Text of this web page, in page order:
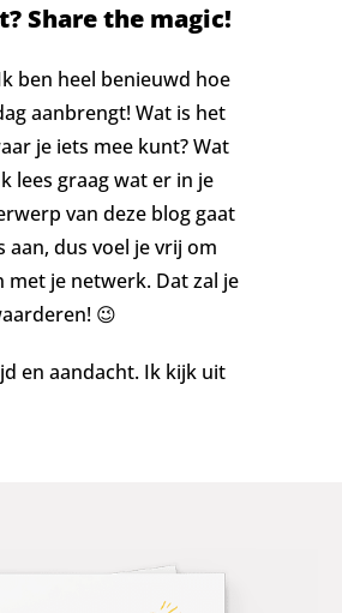
Share the magic!
ben heel benieuwd hoe
aanbrengt! Wat is het
je iets mee kunt? Wat
lees graag wat er in je
van deze blog gaat
aan, dus voel je vrij om
je netwerk. Dat zal je
😉
en aandacht. Ik kijk uit